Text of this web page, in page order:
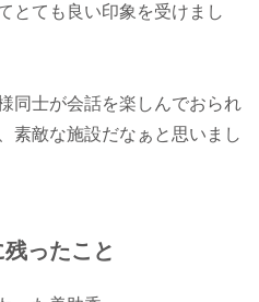
とても良い印象を受けまし
同士が会話を楽しんでおられ
素敵な施設だなぁと思いまし
ったこと